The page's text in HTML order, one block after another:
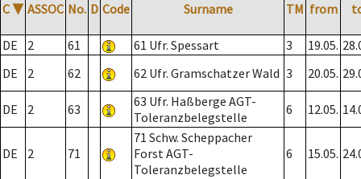
C ▼ ASSOC No. D Code Surname TM from
DE 2 61 61 Ufr. Spessart 3 19.05.
DE
2 62 62 Ufr. Gramschatzer Wald 3 20.05.
DE 2 63
63 Ufr. Haßberge AGT-
Toleranzbelegstelle
6 12.05.
DE 2 71
71 Schw. Scheppacher
Forst AGT-
Toleranzbelegstelle
6 15.05.